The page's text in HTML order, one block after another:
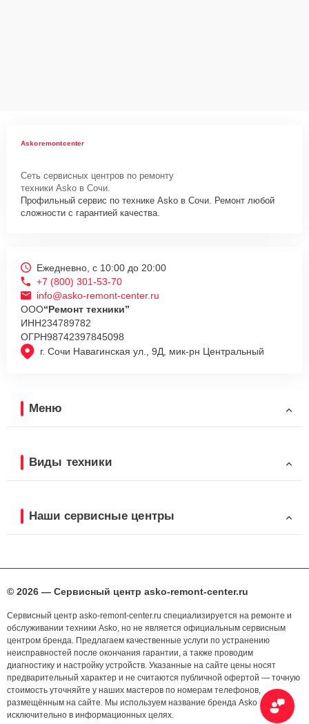
Askoremontcenter
Сеть сервисных центров по ремонту
техники Asko в Сочи.
Профильный сервис по технике Asko в Сочи. Ремонт любой
сложности с гарантией качества.
г. Сочи Навагинская ул., 9Д, мик-рн Центральный
Ежедневно, с 10:00 до 20:00
+7 (800) 301-53-70
info@asko-remont-center.ru
ООО“Ремонт техники”
ИНН234789782
ОГРН98742397845098
Меню
Виды техники
Наши сервисные центры
© 2026 — Сервисный центр asko-remont-center.ru
Сервисный центр asko-remont-center.ru специализируется на ремонте и
обслуживании техники Asko, но не является официальным сервисным
центром бренда. Предлагаем качественные услуги по устранению
неисправностей после окончания гарантии, а также проводим
диагностику и настройку устройств. Указанные на сайте цены носят
предварительный характер и не считаются публичной офертой — точную
стоимость уточняйте у наших мастеров по номерам телефонов,
размещённым на сайте. Мы используем название бренда Asko
исключительно в информационных целях.